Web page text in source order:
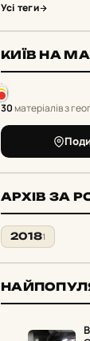
Усі теги
КИЇВ НА
30матеріалів з
АРХІВ ЗА
20181